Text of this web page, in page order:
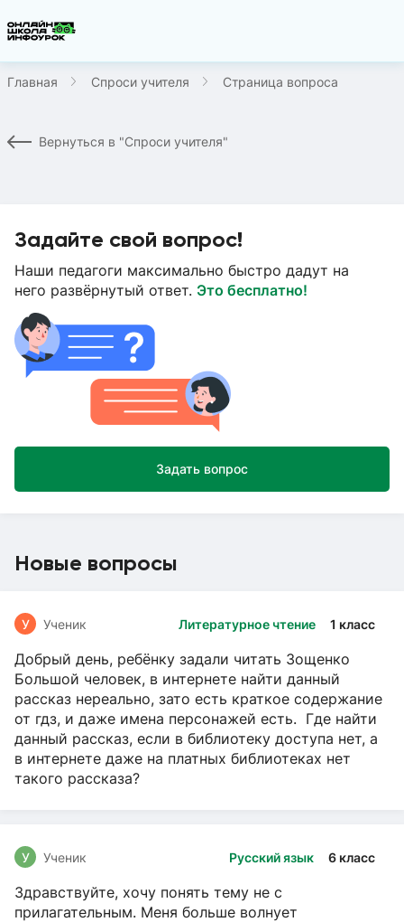
Главная Спроси учителя Страница вопроса
Вернуться в "Спроси учителя"
Задайте свой вопрос!
Наши педагоги максимально быстро дадут на
него развёрнутый ответ. Это бесплатно!
Задать вопрос
Новые вопросы
Литературное чтение 1 класс
У Ученик
Добрый день, ребёнку задали читать Зощенко
Большой человек, в интернете найти данный
рассказ нереально, зато есть краткое содержание
от гдз, и даже имена персонажей есть. Где найти
данный рассказ, если в библиотеку доступа нет, а
в интернете даже на платных библиотеках нет
такого рассказа?
Русский язык 6 класс
У Ученик
Здравствуйте, хочу понять тему не с
прилагательным. Меня больше волнует